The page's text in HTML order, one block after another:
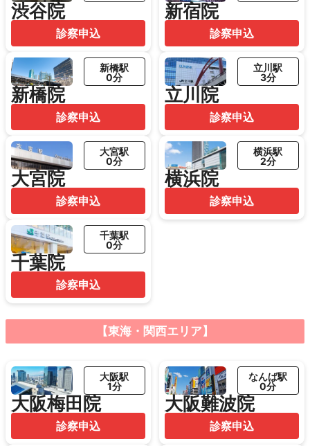
渋谷院
診察申込
新宿院
診察申込
新橋院
新橋駅
0分
診察申込
立川院
立川駅
3分
診察申込
大宮院
大宮駅
0分
診察申込
横浜院
横浜駅
2分
診察申込
千葉院
千葉駅
0分
診察申込
【東海・関西エリア】
大阪梅田院
大阪駅
1分
診察申込
大阪難波院
なんば駅
0分
診察申込